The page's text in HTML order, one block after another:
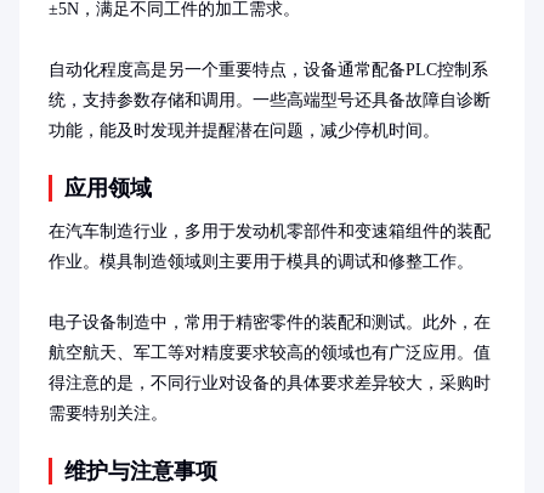
±5N，满足不同工件的加工需求。
自动化程度高是另一个重要特点，设备通常配备PLC控制系
统，支持参数存储和调用。一些高端型号还具备故障自诊断
功能，能及时发现并提醒潜在问题，减少停机时间。
应用领域
在汽车制造行业，多用于发动机零部件和变速箱组件的装配
作业。模具制造领域则主要用于模具的调试和修整工作。
电子设备制造中，常用于精密零件的装配和测试。此外，在
航空航天、军工等对精度要求较高的领域也有广泛应用。值
得注意的是，不同行业对设备的具体要求差异较大，采购时
需要特别关注。
维护与注意事项